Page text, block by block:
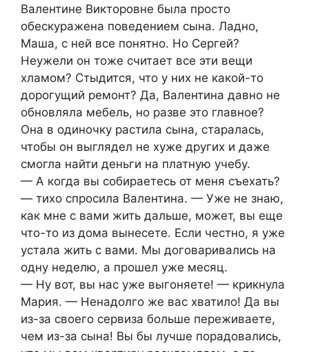
Валентине Викторовне была просто
обескуражена поведением сына. Ладно,
Маша, с ней все понятно. Но Сергей?
Неужели он тоже считает все эти вещи
хламом? Стыдится, что у них не какой-то
дорогущий ремонт? Да, Валентина давно не
обновляла мебель, но разве это главное?
Она в одиночку растила сына, старалась,
чтобы он выглядел не хуже других и даже
смогла найти деньги на платную учебу.
— А когда вы собираетесь от меня съехать?
— тихо спросила Валентина. — Уже не знаю,
как мне с вами жить дальше, может, вы еще
что-то из дома вынесете. Если честно, я уже
устала жить с вами. Мы договаривались на
одну неделю, а прошел уже месяц.
— Ну вот, вы нас уже выгоняете! — крикнула
Мария. — Ненадолго же вас хватило! Да вы
из-за своего сервиза больше переживаете,
чем из-за сына! Вы бы лучше порадовались,